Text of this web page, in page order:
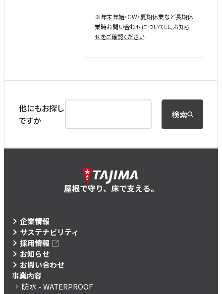
※年末年始・GW・夏期休業など⻑期休
業時お問い合わせについては、お知ら
せをご確認ください
他にもお探し
ですか
検索
屋根で守り、床で支える。
企業情報
サステナビリティ
採用情報
お知らせ
お問い合わせ
事業内容
防水 - WATERPROOF